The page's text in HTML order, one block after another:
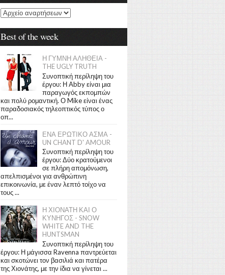
Best of the week
Η ΓΥΜΝΗ ΑΛΗΘΕΙΑ -
THE UGLY TRUTH
Συνοπτική περίληψη του
έργου: Η Abby είναι μια
παραγωγός εκπομπών
και πολύ ρομαντική. Ο Mike είναι ένας
παραδοσιακός τηλεοπτικός τύπος ο
οπ...
ΕΝΑ ΕΡΩΤΙΚΟ ΑΣΜΑ -
UN CHANT D' AMOUR
Συνοπτική περίληψη του
έργου: Δύο κρατούμενοι
σε πλήρη απομόνωση,
απελπισμένοι για ανθρώπινη
επικοινωνία, με έναν λεπτό τοίχο να
τους ...
Η ΧΙΟΝΑΤΗ ΚΑΙ Ο
ΚΥΝΗΓΟΣ - SNOW
WHITE AND THE
HUNTSMAN
Συνοπτική περίληψη του
έργου: Η μάγισσα Ravenna παντρεύεται
και σκοτώνει τον βασιλιά και πατέρα
της Χιονάτης, με την ίδια να γίνεται ...